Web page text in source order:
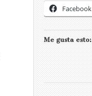
Facebook
Me gusta esto: